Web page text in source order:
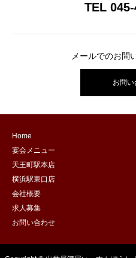
TEL
メールでのお問
お問
Home
宴会メニュー
天王町駅本店
横浜駅東口店
会社概要
求人募集
お問い合わせ